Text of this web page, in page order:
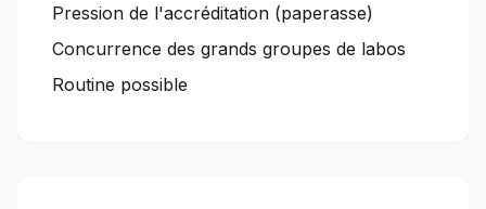
Pression de l'accréditation (paperasse)
Concurrence des grands groupes de labos
Routine possible